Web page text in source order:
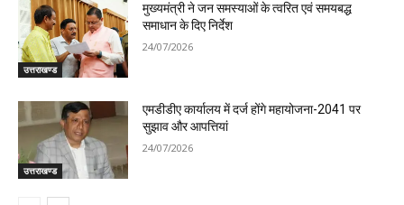
उत्तराखण्ड
मुख्यमंत्री ने जन समस्याओं के त्वरित एवं समयबद्ध
समाधान के दिए निर्देश
24/07/2026
उत्तराखण्ड
एमडीडीए कार्यालय में दर्ज होंगे महायोजना-2041 पर
सुझाव और आपत्तियां
24/07/2026